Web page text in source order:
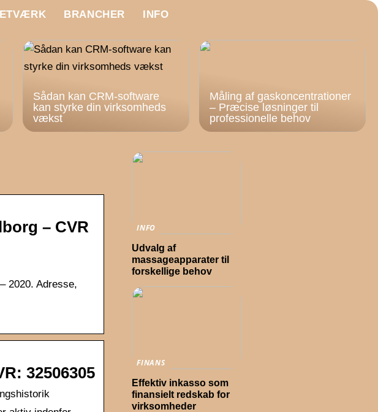
BRANCHER INFO
Sådan kan CRM-software
kan styrke din virksomheds
vækst
Måling af gaskoncentrationer
– Præcise løsninger til
professionelle behov
– CVR
2020. Adresse,
32506305
INFO
Udvalg af
massageapparater til
forskellige behov
FINANS
Effektiv inkasso som
finansielt redskab for
virksomheder